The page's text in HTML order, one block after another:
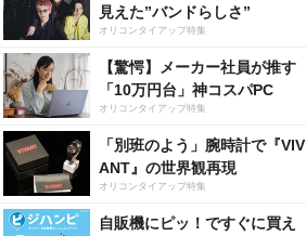
見えた”バンドらしさ”
オリコンタイアップ特集
【驚愕】メーカー社員が推す
「10万円台」神コスパPC
オリコンタイアップ特集
「別班のよう」腕時計で『VIV
ANT』の世界観再現
オリコンタイアップ特集
自販機にピッ！ですぐに買え